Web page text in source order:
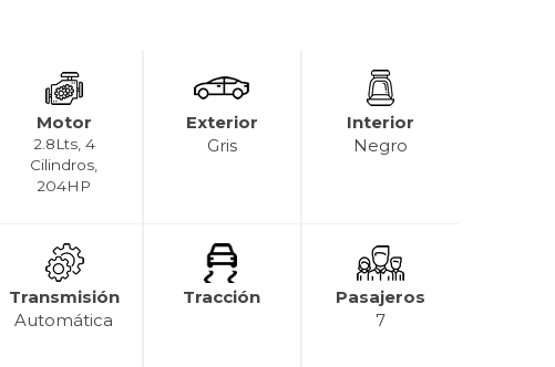
Motor
2.8Lts, 4
Cilindros,
204HP
Exterior
Gris
Interior
Negro
Transmisión
Automática
Tracción
Pasajeros
7